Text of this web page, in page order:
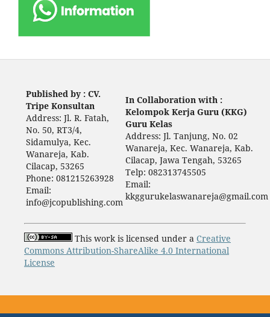
Published by : CV.
Tripe Konsultan
Address: Jl. R. Fatah,
No. 50, RT3/4,
Sidamulya, Kec.
Wanareja, Kab.
Cilacap, 53265
Phone: 081215263928
Email:
info@jcopublishing.com
In Collaboration with :
Kelompok Kerja Guru (KKG)
Guru Kelas
Address: Jl. Tanjung, No. 02
Wanareja, Kec. Wanareja, Kab.
Cilacap, Jawa Tengah, 53265
Telp: 082313745505
Email:
kkggurukelaswanareja@gmail.com
This work is licensed under a Creative
Commons Attribution-ShareAlike 4.0 International
License